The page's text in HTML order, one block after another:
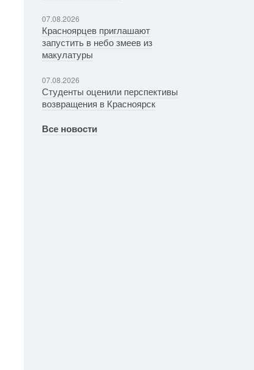
07.08.2026
Красноярцев приглашают
запустить в небо змеев из
макулатуры
07.08.2026
Студенты оценили перспективы
возвращения в Красноярск
Все новости